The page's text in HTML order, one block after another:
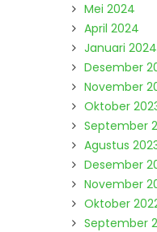
Mei 2024
April 2024
Januari 2024
Desember
November
Oktober
September
Agustus
Desember
November
Oktober
September